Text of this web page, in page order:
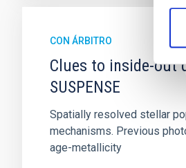
CON ÁRBITRO
Clues to inside-out
SUSPENSE
Spatially resolved stellar
mechanisms. Previous
age-metallicity